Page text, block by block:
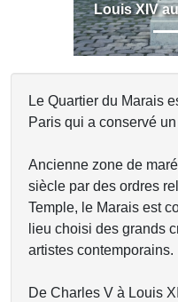
Louis XIV
Le Quartier du Marais
Paris qui a conservé
Ancienne zone de
siècle par des ordres
Temple, le Marais est
lieu choisi des grands
artistes contemporains.
De Charles V à Louis